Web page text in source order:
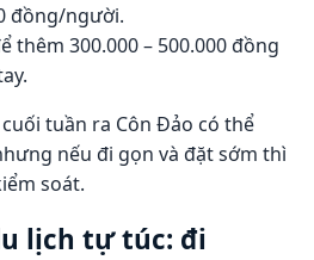
đồng/người.
thêm 300.000 – 500.000 đồng
tuần ra Côn Đảo có thể
nếu đi gọn và đặt sớm thì
soát.
lịch tự túc: đi